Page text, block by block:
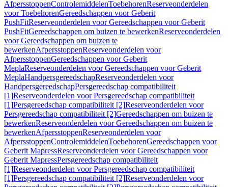
AfpersstoppenControlemiddelenToebehorenReserveonderdelen
voor ToebehorenGereedschappen voor Geberit
PushFitReserveonderdelen voor Gereedschappen voor Geberit
PushFitGereedschappen om buizen te bewerkenReserveonderdelen
voor Gereedschappen om buizen te
bewerkenAfpersstoppenReserveonderdelen voor
AfpersstoppenGereedschappen voor Geberit
MeplaReserveonderdelen voor Gereedschappen voor Geberit
MeplaHandpersgereedschapReserveonderdelen voor
HandpersgereedschapPersgereedschap compatibiliteit
[1]Reserveonderdelen voor Persgereedschap compatibiliteit
[1]Persgereedschap compatibiliteit [2]Reserveonderdelen voor
Persgereedschap compatibiliteit [2]Gereedschappen om buizen te
bewerkenReserveonderdelen voor Gereedschappen om buizen te
bewerkenAfpersstoppenReserveonderdelen voor
AfpersstoppenControlemiddelenToebehorenGereedschappen voor
Geberit MapressReserveonderdelen voor Gereedschappen voor
Geberit MapressPersgereedschap compatibiliteit
[1]Reserveonderdelen voor Persgereedschap compatibiliteit
[1]Persgereedschap compatibiliteit [2]Reserveonderdelen voor